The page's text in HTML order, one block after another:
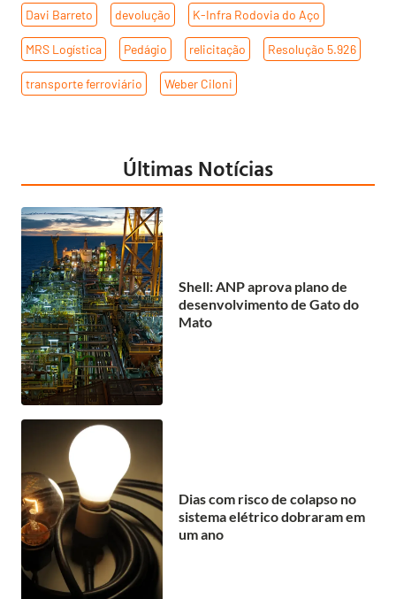
Davi Barreto devolução K-Infra Rodovia do Aço
MRS Logística Pedágio relicitação Resolução 5.926
transporte ferroviário Weber Ciloni
Últimas Notícias
Shell: ANP aprova plano de
desenvolvimento de Gato do
Mato
Dias com risco de colapso no
sistema elétrico dobraram em
um ano